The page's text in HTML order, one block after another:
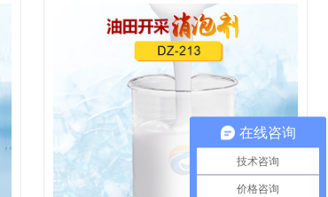
在线咨询
技术咨询
价格咨询